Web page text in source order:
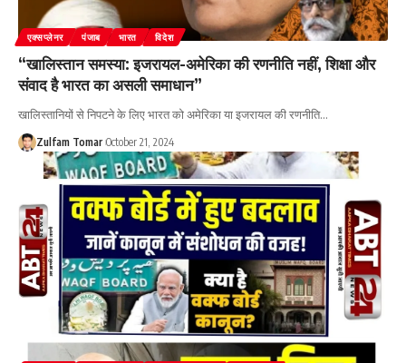
एक्सप्लेनर पंजाब भारत विदेश
“खालिस्तान समस्या: इजरायल-अमेरिका की रणनीति नहीं, शिक्षा और
संवाद है भारत का असली समाधान”
खालिस्तानियों से निपटने के लिए भारत को अमेरिका या इजरायल की रणनीति…
Zulfam Tomar October 21, 2024